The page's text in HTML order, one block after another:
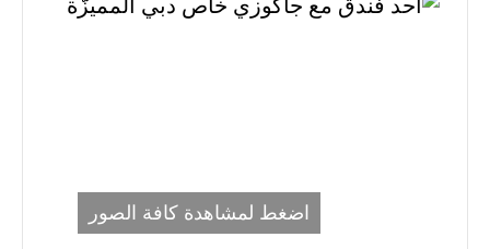
اضغط لمشاهدة كافة الصور